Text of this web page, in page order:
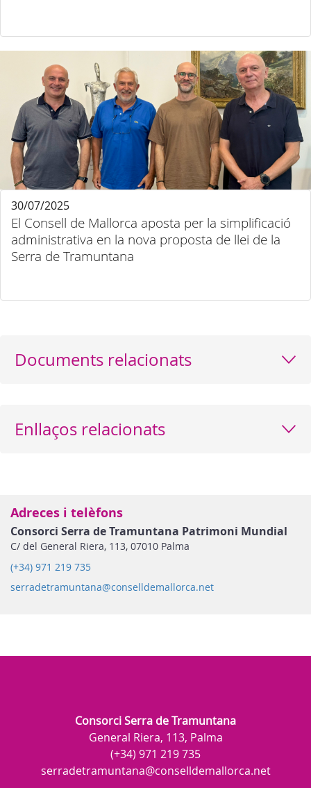
El Consell de Mallorca aposta per la simplificació
administrativa en la nova proposta de llei de la
Serra de Tramuntana
30/07/2025
Documents relacionats
Enllaços relacionats
Adreces i telèfons
Consorci Serra de Tramuntana Patrimoni Mundial
C/ del General Riera, 113, 07010 Palma
(+34) 971 219 735
serradetramuntana@conselldemallorca.net
Consorci Serra de Tramuntana
General Riera, 113, Palma
(+34) 971 219 735
serradetramuntana@conselldemallorca.net